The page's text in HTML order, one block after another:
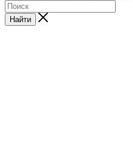
Найти